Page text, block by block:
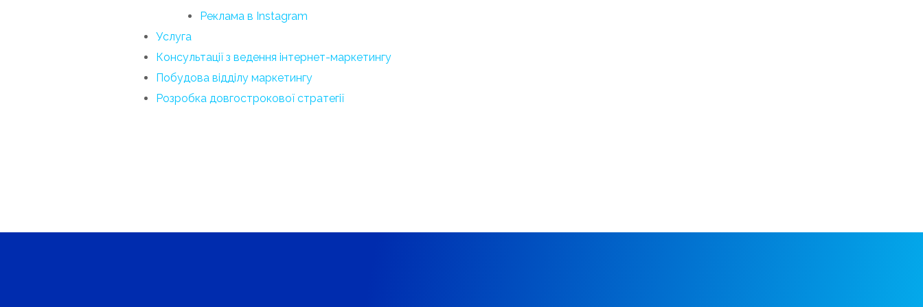
Реклама в Instagram
Услуга
Консультації з ведення інтернет-маркетингу
Побудова відділу маркетингу
Розробка довгострокової стратегії